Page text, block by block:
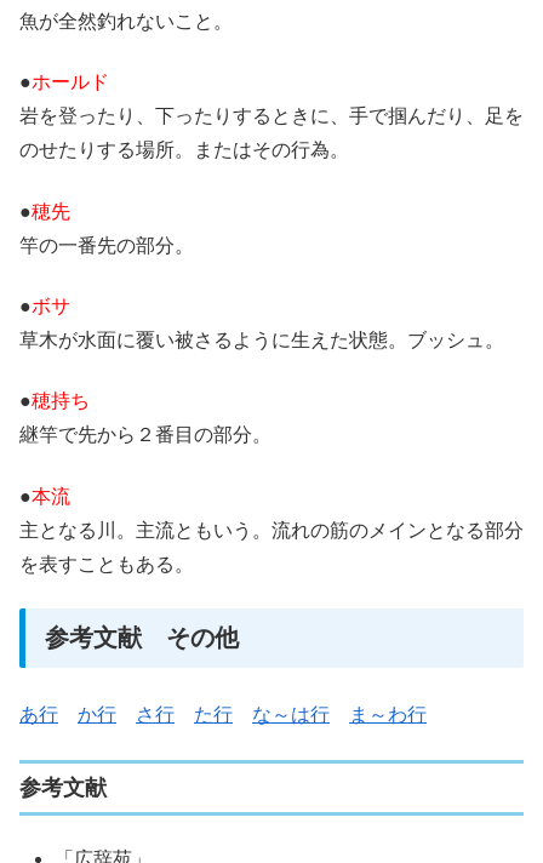
魚が全然釣れないこと。
●ホールド
岩を登ったり、下ったりするときに、手で掴んだり、足を
のせたりする場所。またはその行為。
●穂先
竿の一番先の部分。
●ボサ
草木が水面に覆い被さるように生えた状態。ブッシュ。
●穂持ち
継竿で先から２番目の部分。
●本流
主となる川。主流ともいう。流れの筋のメインとなる部分
を表すこともある。
参考文献 その他
あ行 か行 さ行 た行 な～は行 ま～わ行
参考文献